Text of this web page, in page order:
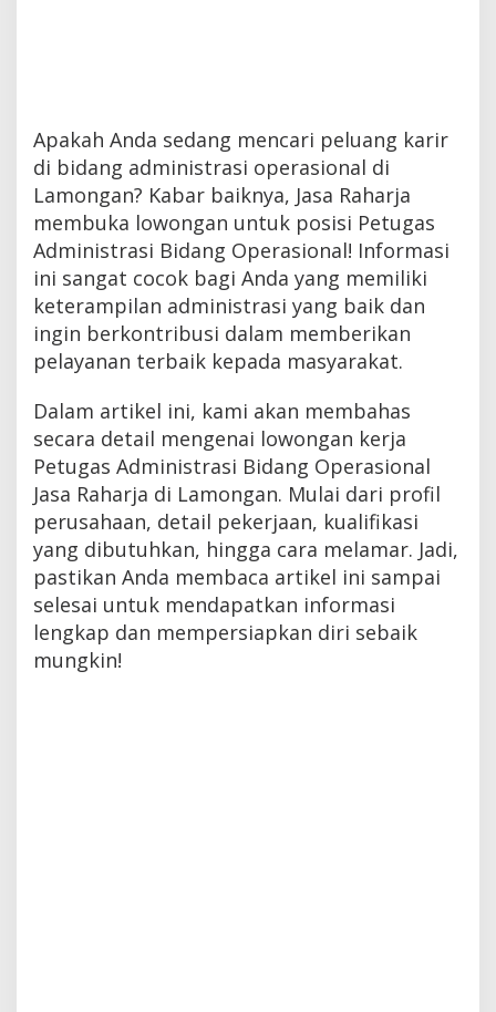
Apakah Anda sedang mencari peluang karir
di bidang administrasi operasional di
Lamongan? Kabar baiknya, Jasa Raharja
membuka lowongan untuk posisi Petugas
Administrasi Bidang Operasional! Informasi
ini sangat cocok bagi Anda yang memiliki
keterampilan administrasi yang baik dan
ingin berkontribusi dalam memberikan
pelayanan terbaik kepada masyarakat.
Dalam artikel ini, kami akan membahas
secara detail mengenai lowongan kerja
Petugas Administrasi Bidang Operasional
Jasa Raharja di Lamongan. Mulai dari profil
perusahaan, detail pekerjaan, kualifikasi
yang dibutuhkan, hingga cara melamar. Jadi,
pastikan Anda membaca artikel ini sampai
selesai untuk mendapatkan informasi
lengkap dan mempersiapkan diri sebaik
mungkin!